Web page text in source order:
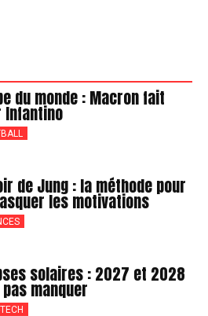
du monde : Macron fait
Infantino
de Jung : la méthode pour
les motivations
solaires : 2027 et 2028
manquer